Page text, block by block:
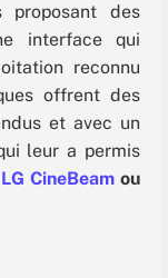
proposant des
interface qui
reconnu
offrent des
et avec un
leur a permis
LG CineBeam ou